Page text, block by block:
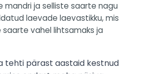
ja selliste saarte nagu
laevade laevastikku, mis
saarte vahel lihtsamaks ja
tehti pärast aastaid kestnud